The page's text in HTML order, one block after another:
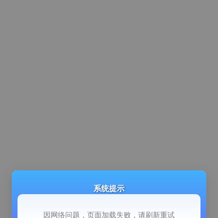
系统提示
因网络问题，页面加载失败，请刷新重试